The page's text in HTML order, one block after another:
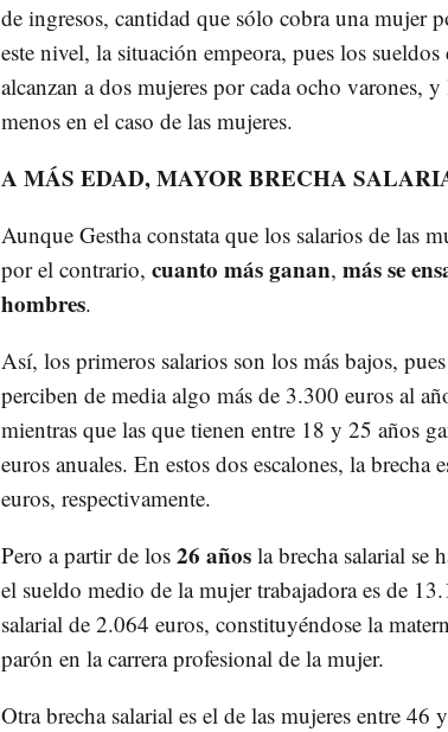
de ingresos, cantidad que sólo cobra una mujer
este nivel, la situación empeora, pues los
alcanzan a dos mujeres por cada ocho varones,
menos en el caso de las mujeres.
A MÁS EDAD, MAYOR BRECHA
Aunque Gestha constata que los salarios de las
por el contrario, cuanto más ganan, más se
hombres.
Así, los primeros salarios son los más bajos,
perciben de media algo más de 3.300 euros al
mientras que las que tienen entre 18 y 25 años
euros anuales. En estos dos escalones, la brecha
euros, respectivamente.
Pero a partir de los 26 añosla brecha salarial se
el sueldo medio de la mujer trabajadora es de
salarial de 2.064 euros, constituyéndose la
parón en la carrera profesional de la mujer.
Otra brecha salarial es el de las mujeres entre